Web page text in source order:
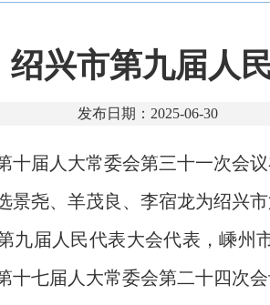
绍兴市第九届人
发布日期：2025-06-30
十届人大常委会第三十一次会
景尧、羊茂良、李宿龙为绍兴
九届人民代表大会代表，嵊州
十七届人大常委会第二十四次